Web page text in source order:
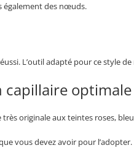
également des nœuds.
L’outil adapté pour ce style
capillaire optimale
originale aux teintes roses,
vous devez avoir pour l’adopter.